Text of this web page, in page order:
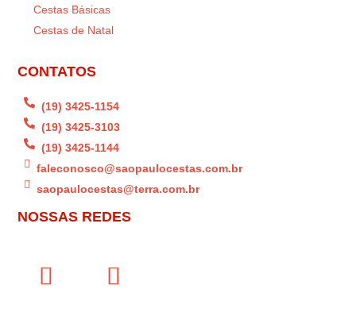
Cestas Básicas
Cestas de Natal
CONTATOS
 (19) 3425-1154
 (19) 3425-3103
 (19) 3425-1144
 faleconosco@saopaulocestas.com.br
 saopaulocestas@terra.com.br
NOSSAS REDES